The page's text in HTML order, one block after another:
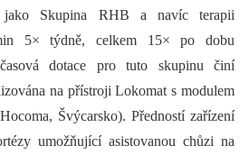
jako Skupina RHB a navíc terapii
5× týdně, celkem 15× po dobu
dotace pro tuto skupinu činí
na přístroji Lokomat s modulem
Švýcarsko). Předností zařízení
umožňující asistovanou chůzi na